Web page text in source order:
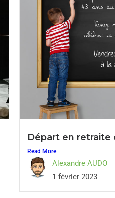
Départ en retraite
Read More
Alexandre AUDO
1 février 2023